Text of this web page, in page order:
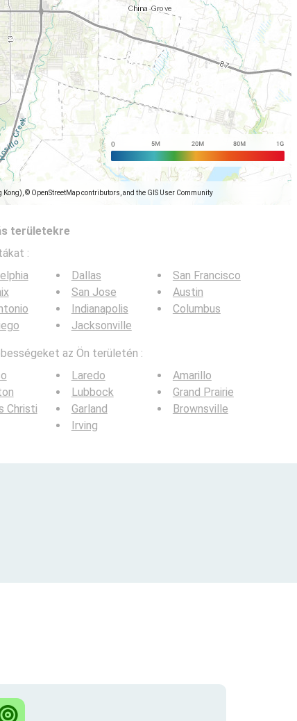
Kong), © OpenStreetMap contributors, and the GIS User Community
területekre
:
Dallas
San Jose
Indianapolis
Jacksonville
San Francisco
Austin
Columbus
az Ön területén :
Christi
Laredo
Lubbock
Garland
Irving
Amarillo
Grand Prairie
Brownsville